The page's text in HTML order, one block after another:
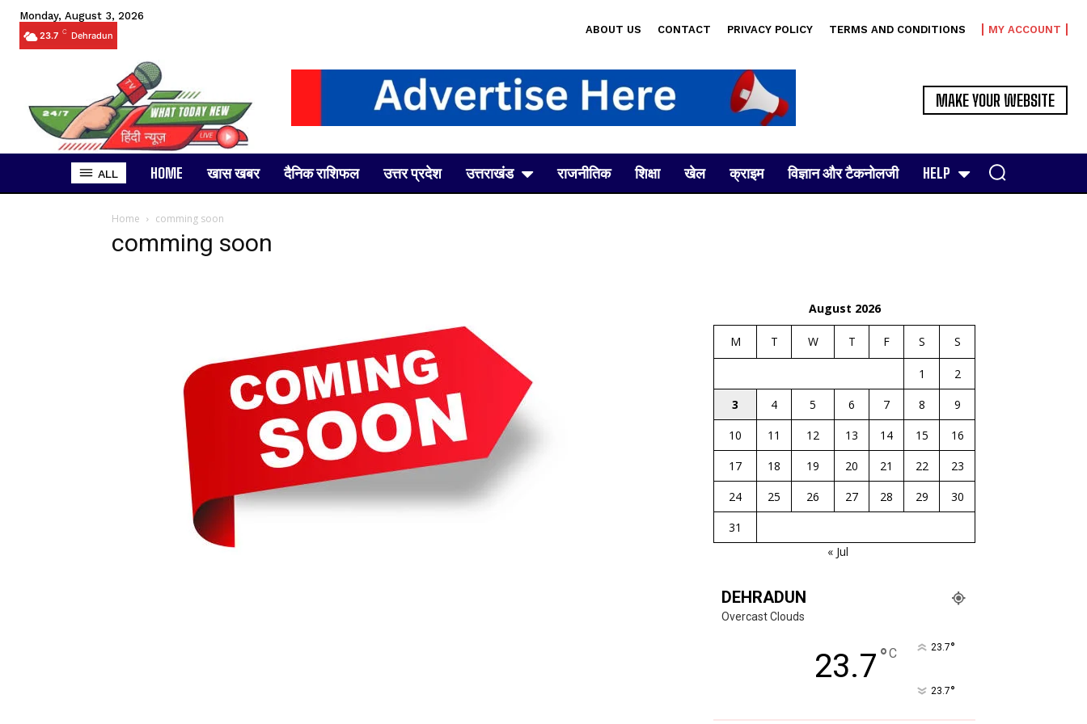
Monday, August 3, 2026
23.7 C Dehradun ABOUT US CONTACT PRIVACY POLICY TERMS AND CONDITIONS MY ACCOUNT
MAKE YOUR WEBSITE
ALL HOME खास खबर दैनिक राशिफल उत्तर प्रदेश उत्तराखंड राजनीतिक शिक्षा खेल क्राइम विज्ञान और टैकनोलजी HELP
Home comming soon
comming soon
August 2026
M T W T F S S
1
2
3
4 5 6 7 8
9
10
11 12 13 14 15
16
17
18 19 20 21 22
23
24
25 26 27 28 29
30
31
« Jul
DEHRADUN
Overcast Clouds
23.7°C 23.7°
23.7°